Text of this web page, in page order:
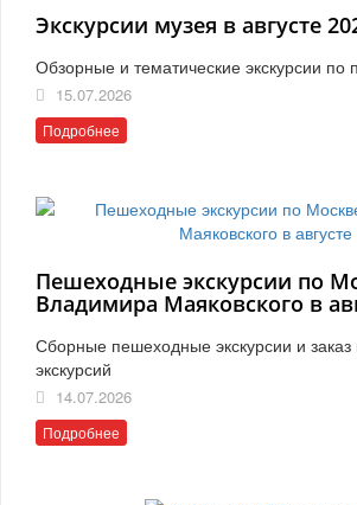
Экскурсии музея в августе
Обзорные и тематические экскурсии
15.07.2026
Подробнее
Пешеходные экскурсии по
Владимира Маяковского в
Сборные пешеходные экскурсии и
экскурсий
14.07.2026
Подробнее